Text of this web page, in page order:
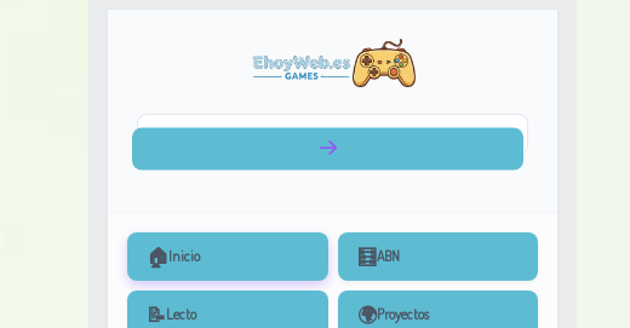
🏠Inicio 🧮ABN
📝Lecto 🌍Proyectos